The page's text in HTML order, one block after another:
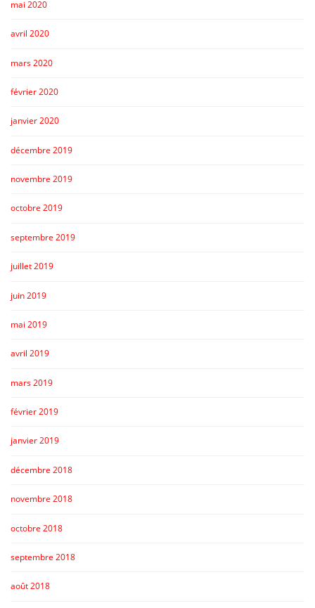
mai 2020
avril 2020
mars 2020
février 2020
janvier 2020
décembre 2019
novembre 2019
octobre 2019
septembre 2019
juillet 2019
juin 2019
mai 2019
avril 2019
mars 2019
février 2019
janvier 2019
décembre 2018
novembre 2018
octobre 2018
septembre 2018
août 2018